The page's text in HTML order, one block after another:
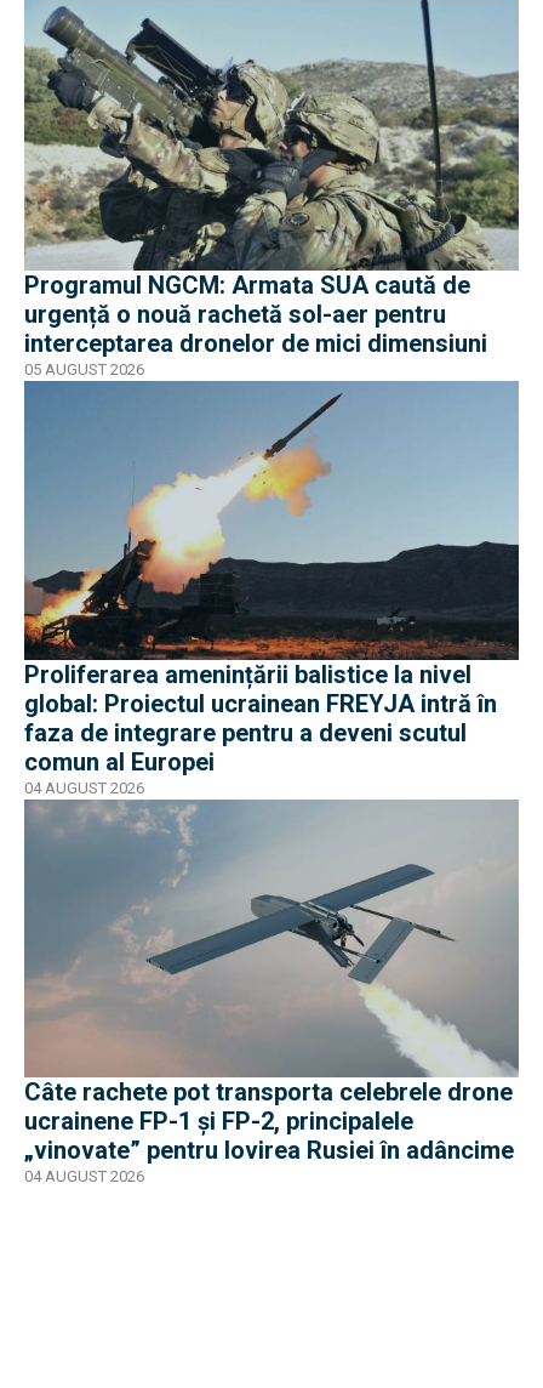
Programul NGCM: Armata SUA caută de
urgență o nouă rachetă sol-aer pentru
interceptarea dronelor de mici dimensiuni
05 AUGUST 2026
Proliferarea amenințării balistice la nivel
global: Proiectul ucrainean FREYJA intră în
faza de integrare pentru a deveni scutul
comun al Europei
04 AUGUST 2026
Câte rachete pot transporta celebrele drone
ucrainene FP-1 și FP-2, principalele
„vinovate” pentru lovirea Rusiei în adâncime
04 AUGUST 2026